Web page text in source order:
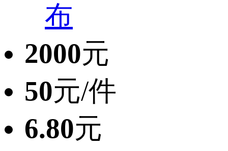
布
2000元
50元/件
6.80元